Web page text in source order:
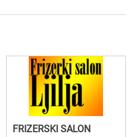
FRIZERSKI SALON